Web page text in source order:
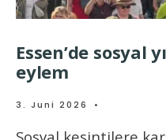
Essen’de sosyal
eylem
3. Juni 2026 •